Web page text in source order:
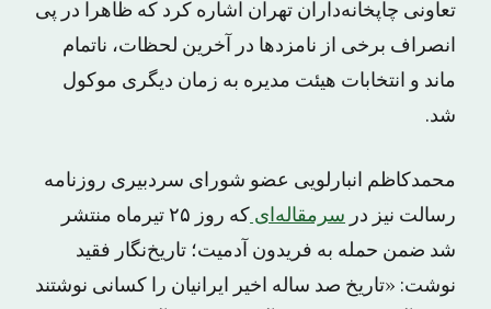
تعاونی چاپخانه‌داران تهران اشاره کرد که ظاهرا در پی
انصراف برخی از نامزدها در آخرین لحظات، ناتمام
ماند و انتخابات هیئت مدیره به زمان دیگری موکول
شد.
محمدکاظم انبارلویی عضو شورای سردبیری روزنامه
رسالت نیز در سرمقاله‌ای
که روز ۲۵ تیرماه منتشر
شد ضمن حمله به فریدون آدمیت؛ تاریخ‌نگار فقید
نوشت: «تاریخ صد ساله اخیر ایرانیان را کسانی نوشتند